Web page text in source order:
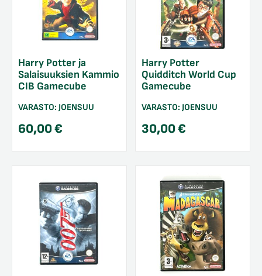
Harry Potter ja
Salaisuuksien Kammio
CIB Gamecube
VARASTO: JOENSUU
60,00€
Harry Potter
Quidditch World Cup
Gamecube
VARASTO: JOENSUU
30,00€